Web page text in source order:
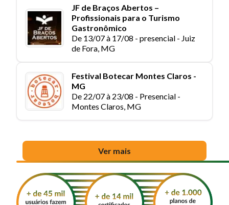
JF de Braços Abertos –
Profissionais para o Turismo
Gastronômico
De 13/07 à 17/08 - presencial - Juiz
de Fora, MG
Festival Botecar Montes Claros -
MG
De 22/07 à 23/08 - Presencial -
Montes Claros, MG
Ver mais